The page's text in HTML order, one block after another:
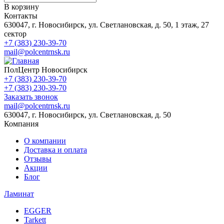
В корзину
Контакты
630047, г. Новосибирск, ул. Светлановская, д. 50, 1 этаж, 27
сектор
+7 (383) 230-39-70
mail@polcentrnsk.ru
ПолЦентр Новосибирск
+7 (383) 230-39-70
+7 (383) 230-39-70
Заказать звонок
mail@polcentrnsk.ru
630047, г. Новосибирск, ул. Светлановская, д. 50
Компания
О компании
Доставка и оплата
Отзывы
Акции
Блог
Ламинат
EGGER
Tarkett